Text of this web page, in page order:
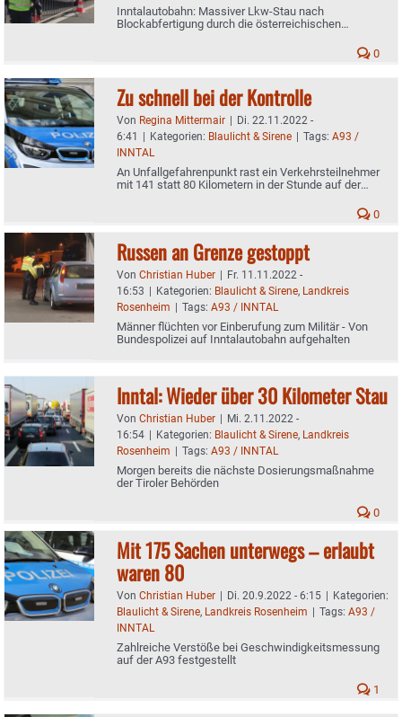
Inntalautobahn: Massiver Lkw-Stau nach
Blockabfertigung durch die österreichischen
0
Zu schnell bei der Kontrolle
Von Regina Mittermair | Di. 22.11.2022 -
6:41 | Kategorien: Blaulicht & Sirene | Tags: A93 /
INNTAL
An Unfallgefahrenpunkt rast ein Verkehrsteilnehmer
mit 141 statt 80 Kilometern in der Stunde auf der
0
Russen an Grenze gestoppt
Von Christian Huber | Fr. 11.11.2022 -
16:53 | Kategorien: Blaulicht & Sirene, Landkreis
Rosenheim | Tags: A93 / INNTAL
Männer flüchten vor Einberufung zum Militär - Von
Bundespolizei auf Inntalautobahn aufgehalten
Inntal: Wieder über 30 Kilometer Stau
Von Christian Huber | Mi. 2.11.2022 -
16:54 | Kategorien: Blaulicht & Sirene, Landkreis
Rosenheim | Tags: A93 / INNTAL
Morgen bereits die nächste Dosierungsmaßnahme
der Tiroler Behörden
0
Mit 175 Sachen unterwegs – erlaubt
waren 80
Von Christian Huber | Di. 20.9.2022 - 6:15 | Kategorien:
Blaulicht & Sirene, Landkreis Rosenheim | Tags: A93 /
INNTAL
Zahlreiche Verstöße bei Geschwindigkeitsmessung
auf der A93 festgestellt
1